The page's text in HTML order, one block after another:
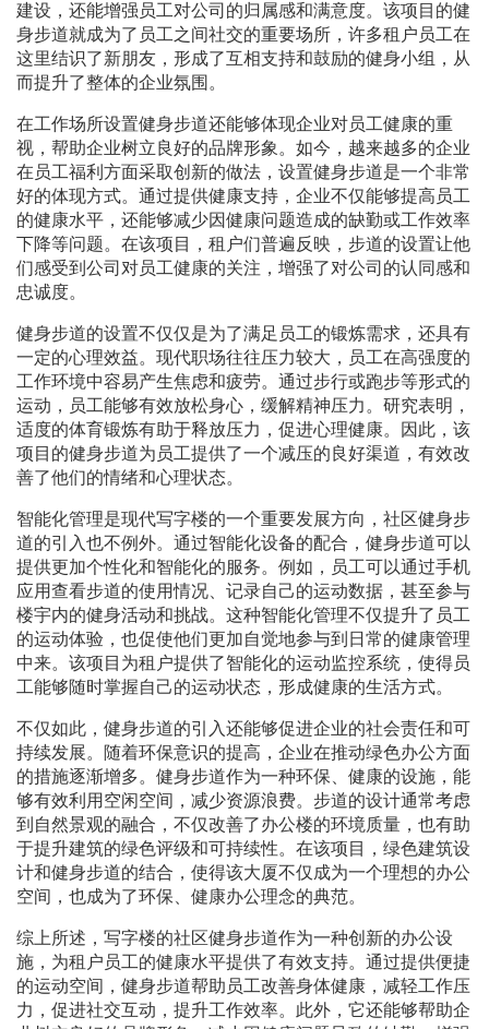
建设，还能增强员工对公司的归属感和满意度。该项目的健
身步道就成为了员工之间社交的重要场所，许多租户员工在
这里结识了新朋友，形成了互相支持和鼓励的健身小组，从
而提升了整体的企业氛围。
在工作场所设置健身步道还能够体现企业对员工健康的重
视，帮助企业树立良好的品牌形象。如今，越来越多的企业
在员工福利方面采取创新的做法，设置健身步道是一个非常
好的体现方式。通过提供健康支持，企业不仅能够提高员工
的健康水平，还能够减少因健康问题造成的缺勤或工作效率
下降等问题。在该项目，租户们普遍反映，步道的设置让他
们感受到公司对员工健康的关注，增强了对公司的认同感和
忠诚度。
健身步道的设置不仅仅是为了满足员工的锻炼需求，还具有
一定的心理效益。现代职场往往压力较大，员工在高强度的
工作环境中容易产生焦虑和疲劳。通过步行或跑步等形式的
运动，员工能够有效放松身心，缓解精神压力。研究表明，
适度的体育锻炼有助于释放压力，促进心理健康。因此，该
项目的健身步道为员工提供了一个减压的良好渠道，有效改
善了他们的情绪和心理状态。
智能化管理是现代写字楼的一个重要发展方向，社区健身步
道的引入也不例外。通过智能化设备的配合，健身步道可以
提供更加个性化和智能化的服务。例如，员工可以通过手机
应用查看步道的使用情况、记录自己的运动数据，甚至参与
楼宇内的健身活动和挑战。这种智能化管理不仅提升了员工
的运动体验，也促使他们更加自觉地参与到日常的健康管理
中来。该项目为租户提供了智能化的运动监控系统，使得员
工能够随时掌握自己的运动状态，形成健康的生活方式。
不仅如此，健身步道的引入还能够促进企业的社会责任和可
持续发展。随着环保意识的提高，企业在推动绿色办公方面
的措施逐渐增多。健身步道作为一种环保、健康的设施，能
够有效利用空闲空间，减少资源浪费。步道的设计通常考虑
到自然景观的融合，不仅改善了办公楼的环境质量，也有助
于提升建筑的绿色评级和可持续性。在该项目，绿色建筑设
计和健身步道的结合，使得该大厦不仅成为一个理想的办公
空间，也成为了环保、健康办公理念的典范。
综上所述，写字楼的社区健身步道作为一种创新的办公设
施，为租户员工的健康水平提供了有效支持。通过提供便捷
的运动空间，健身步道帮助员工改善身体健康，减轻工作压
力，促进社交互动，提升工作效率。此外，它还能够帮助企